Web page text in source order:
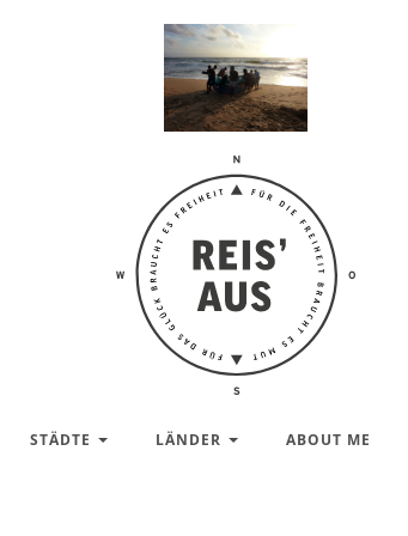
Reis'
aus –
Reiseblog
STÄDTE LÄNDER ABOUT ME